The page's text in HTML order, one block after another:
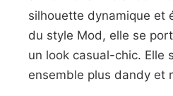
silhouette dynamique et
du style Mod, elle se
un look casual-chic. Elle
ensemble plus dandy et